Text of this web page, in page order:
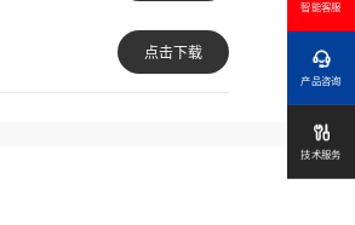
点击下载
智能客服

产品咨询

技术服务